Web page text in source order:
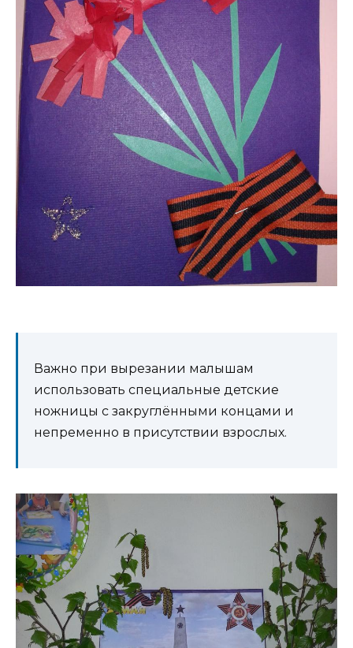
Важно при вырезании малышам
использовать специальные детские
ножницы с закруглёнными концами и
непременно в присутствии взрослых.